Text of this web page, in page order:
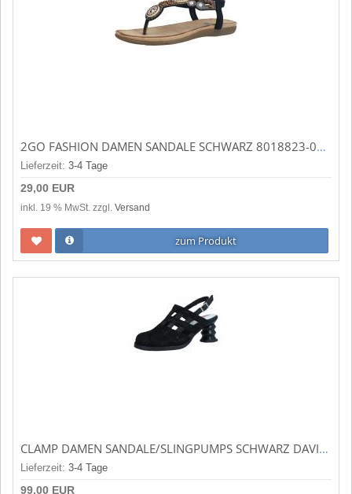
2GO FASHION DAMEN SANDALE SCHWARZ 8018823-009
Lieferzeit: 3-4 Tage
29,00 EUR
inkl. 19 % MwSt. zzgl. Versand
zum Produkt
CLAMP DAMEN SANDALE/SLINGPUMPS SCHWARZ DAVIL
Lieferzeit: 3-4 Tage
99,00 EUR